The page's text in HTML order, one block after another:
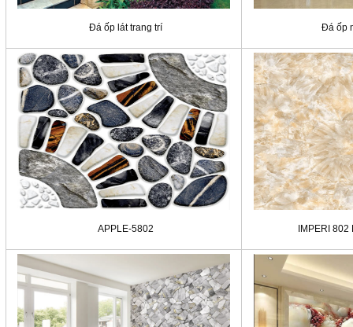
Đá ốp lát trang trí Đá ốp
APPLE-5802 IMPERI